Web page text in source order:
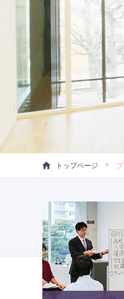
トップページ